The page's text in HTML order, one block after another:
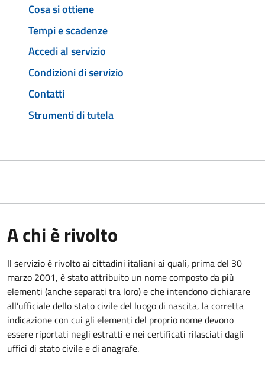
Cosa si ottiene
Tempi e scadenze
Accedi al servizio
Condizioni di servizio
Contatti
Strumenti di tutela
A chi è rivolto
Il servizio è rivolto ai cittadini italiani ai quali, prima del 30
marzo 2001, è stato attribuito un nome composto da più
elementi (anche separati tra loro) e che intendono dichiarare
all’ufficiale dello stato civile del luogo di nascita, la corretta
indicazione con cui gli elementi del proprio nome devono
essere riportati negli estratti e nei certificati rilasciati dagli
uffici di stato civile e di anagrafe.